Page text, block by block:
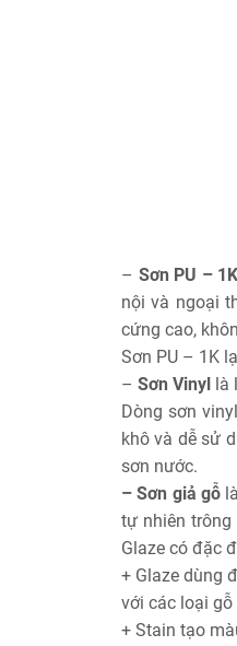
– Sơn PU – 1K
nội và ngoại
cứng cao,
Sơn PU – 1K
–Sơn Vinyl là
Dòng sơn
khô và dễ sử
sơn nước.
– Sơn giả gỗ
tự nhiên trông
Glaze có đặc
+ Glaze dùng
với các loại
+ Stain tạo